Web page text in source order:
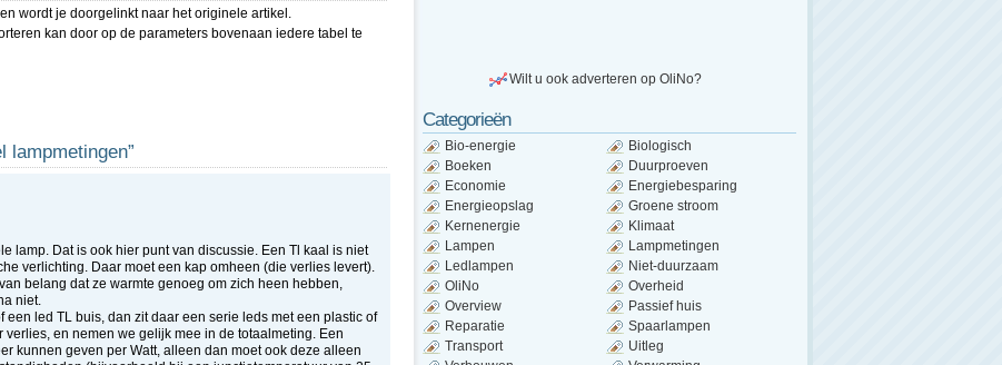
wordt je doorgelinkt naar het originele artikel.
kan door op de parameters bovenaan iedere tabel te
lampmetingen”
lamp. Dat is ook hier punt van discussie. Een Tl kaal is niet
verlichting. Daar moet een kap omheen (die verlies levert).
belang dat ze warmte genoeg om zich heen hebben,
niet.
een led TL buis, dan zit daar een serie leds met een plastic of
en nemen we gelijk mee in de totaalmeting. Een
kunnen geven per Watt, alleen dan moet ook deze alleen
Wilt u ook adverteren op OliNo?
Categorieën
Bio-energie
Biologisch
Boeken
Duurproeven
Economie
Energiebesparing
Energieopslag
Groene stroom
Kernenergie
Klimaat
Lampen
Lampmetingen
Ledlampen
Niet-duurzaam
OliNo
Overheid
Overview
Passief huis
Reparatie
Spaarlampen
Transport
Uitleg